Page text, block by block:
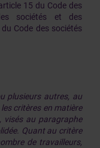
15 du Code des
sociétés et des
Code des sociétés
plusieurs autres, au
, les critères en matière
au paragraphe
Quant au critère
de travailleurs,